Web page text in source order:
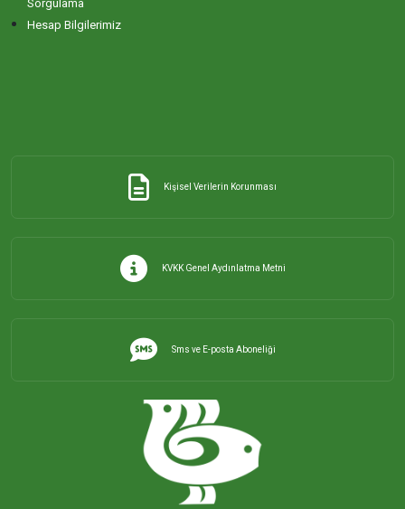
Sorgulama
Hesap Bilgilerimiz
Kişisel Verilerin Korunması
KVKK Genel Aydınlatma Metni
Sms ve E-posta Aboneliği